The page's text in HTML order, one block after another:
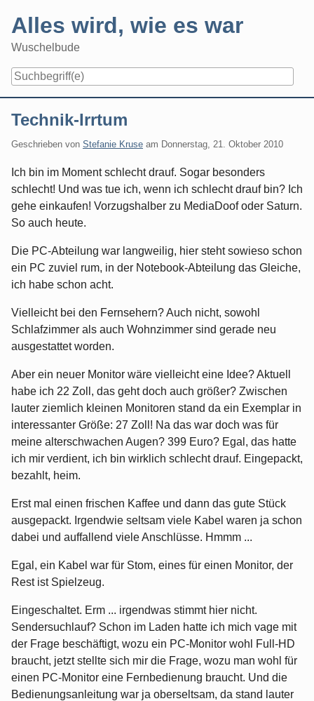
content
Alles wird, wie es war
Wuschelbude
Technik-Irrtum
Geschrieben von Stefanie Kruse am Donnerstag, 21. Oktober 2010
Ich bin im Moment schlecht drauf. Sogar besonders
schlecht! Und was tue ich, wenn ich schlecht drauf bin? Ich
gehe einkaufen! Vorzugshalber zu MediaDoof oder Saturn.
So auch heute.
Die PC-Abteilung war langweilig, hier steht sowieso schon
ein PC zuviel rum, in der Notebook-Abteilung das Gleiche,
ich habe schon acht.
Vielleicht bei den Fernsehern? Auch nicht, sowohl
Schlafzimmer als auch Wohnzimmer sind gerade neu
ausgestattet worden.
Aber ein neuer Monitor wäre vielleicht eine Idee? Aktuell
habe ich 22 Zoll, das geht doch auch größer? Zwischen
lauter ziemlich kleinen Monitoren stand da ein Exemplar in
interessanter Größe: 27 Zoll! Na das war doch was für
meine alterschwachen Augen? 399 Euro? Egal, das hatte
ich mir verdient, ich bin wirklich schlecht drauf. Eingepackt,
bezahlt, heim.
Erst mal einen frischen Kaffee und dann das gute Stück
ausgepackt. Irgendwie seltsam viele Kabel waren ja schon
dabei und auffallend viele Anschlüsse. Hmmm ...
Egal, ein Kabel war für Stom, eines für einen Monitor, der
Rest ist Spielzeug.
Eingeschaltet. Erm ... irgendwas stimmt hier nicht.
Sendersuchlauf? Schon im Laden hatte ich mich vage mit
der Frage beschäftigt, wozu ein PC-Monitor wohl Full-HD
braucht, jetzt stellte sich mir die Frage, wozu man wohl für
einen PC-Monitor eine Fernbedienung braucht. Und die
Bedienungsanleitung war ja oberseltsam, da stand lauter